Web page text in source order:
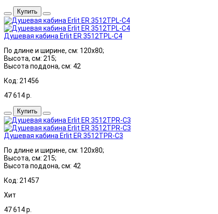
Купить
Душевая кабина Erlit ER 3512TPL-C4
По длине и ширине, см: 120x80;
Высота, см: 215;
Высота поддона, см: 42
Код: 21456
47 614р.
Купить
Душевая кабина Erlit ER 3512TPR-C3
По длине и ширине, см: 120x80;
Высота, см: 215;
Высота поддона, см: 42
Код: 21457
Хит
47 614р.